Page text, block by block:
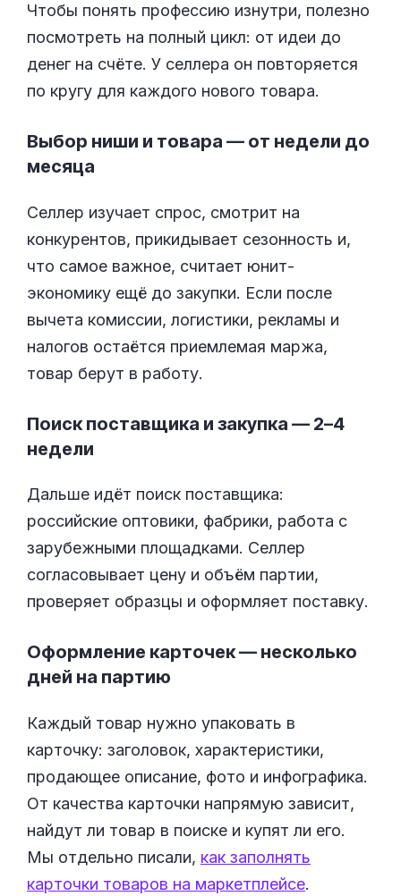
Чтобы понять профессию изнутри, полезно
посмотреть на полный цикл: от идеи до
денег на счёте. У селлера он повторяется
по кругу для каждого нового товара.
Выбор ниши и товара — от недели до
месяца
Селлер изучает спрос, смотрит на
конкурентов, прикидывает сезонность и,
что самое важное, считает юнит-
экономику ещё до закупки. Если после
вычета комиссии, логистики, рекламы и
налогов остаётся приемлемая маржа,
товар берут в работу.
Поиск поставщика и закупка — 2–4
недели
Дальше идёт поиск поставщика:
российские оптовики, фабрики, работа с
зарубежными площадками. Селлер
согласовывает цену и объём партии,
проверяет образцы и оформляет поставку.
Оформление карточек — несколько
дней на партию
Каждый товар нужно упаковать в
карточку: заголовок, характеристики,
продающее описание, фото и инфографика.
От качества карточки напрямую зависит,
найдут ли товар в поиске и купят ли его.
Мы отдельно писали, как заполнять
карточки товаров на маркетплейсе.